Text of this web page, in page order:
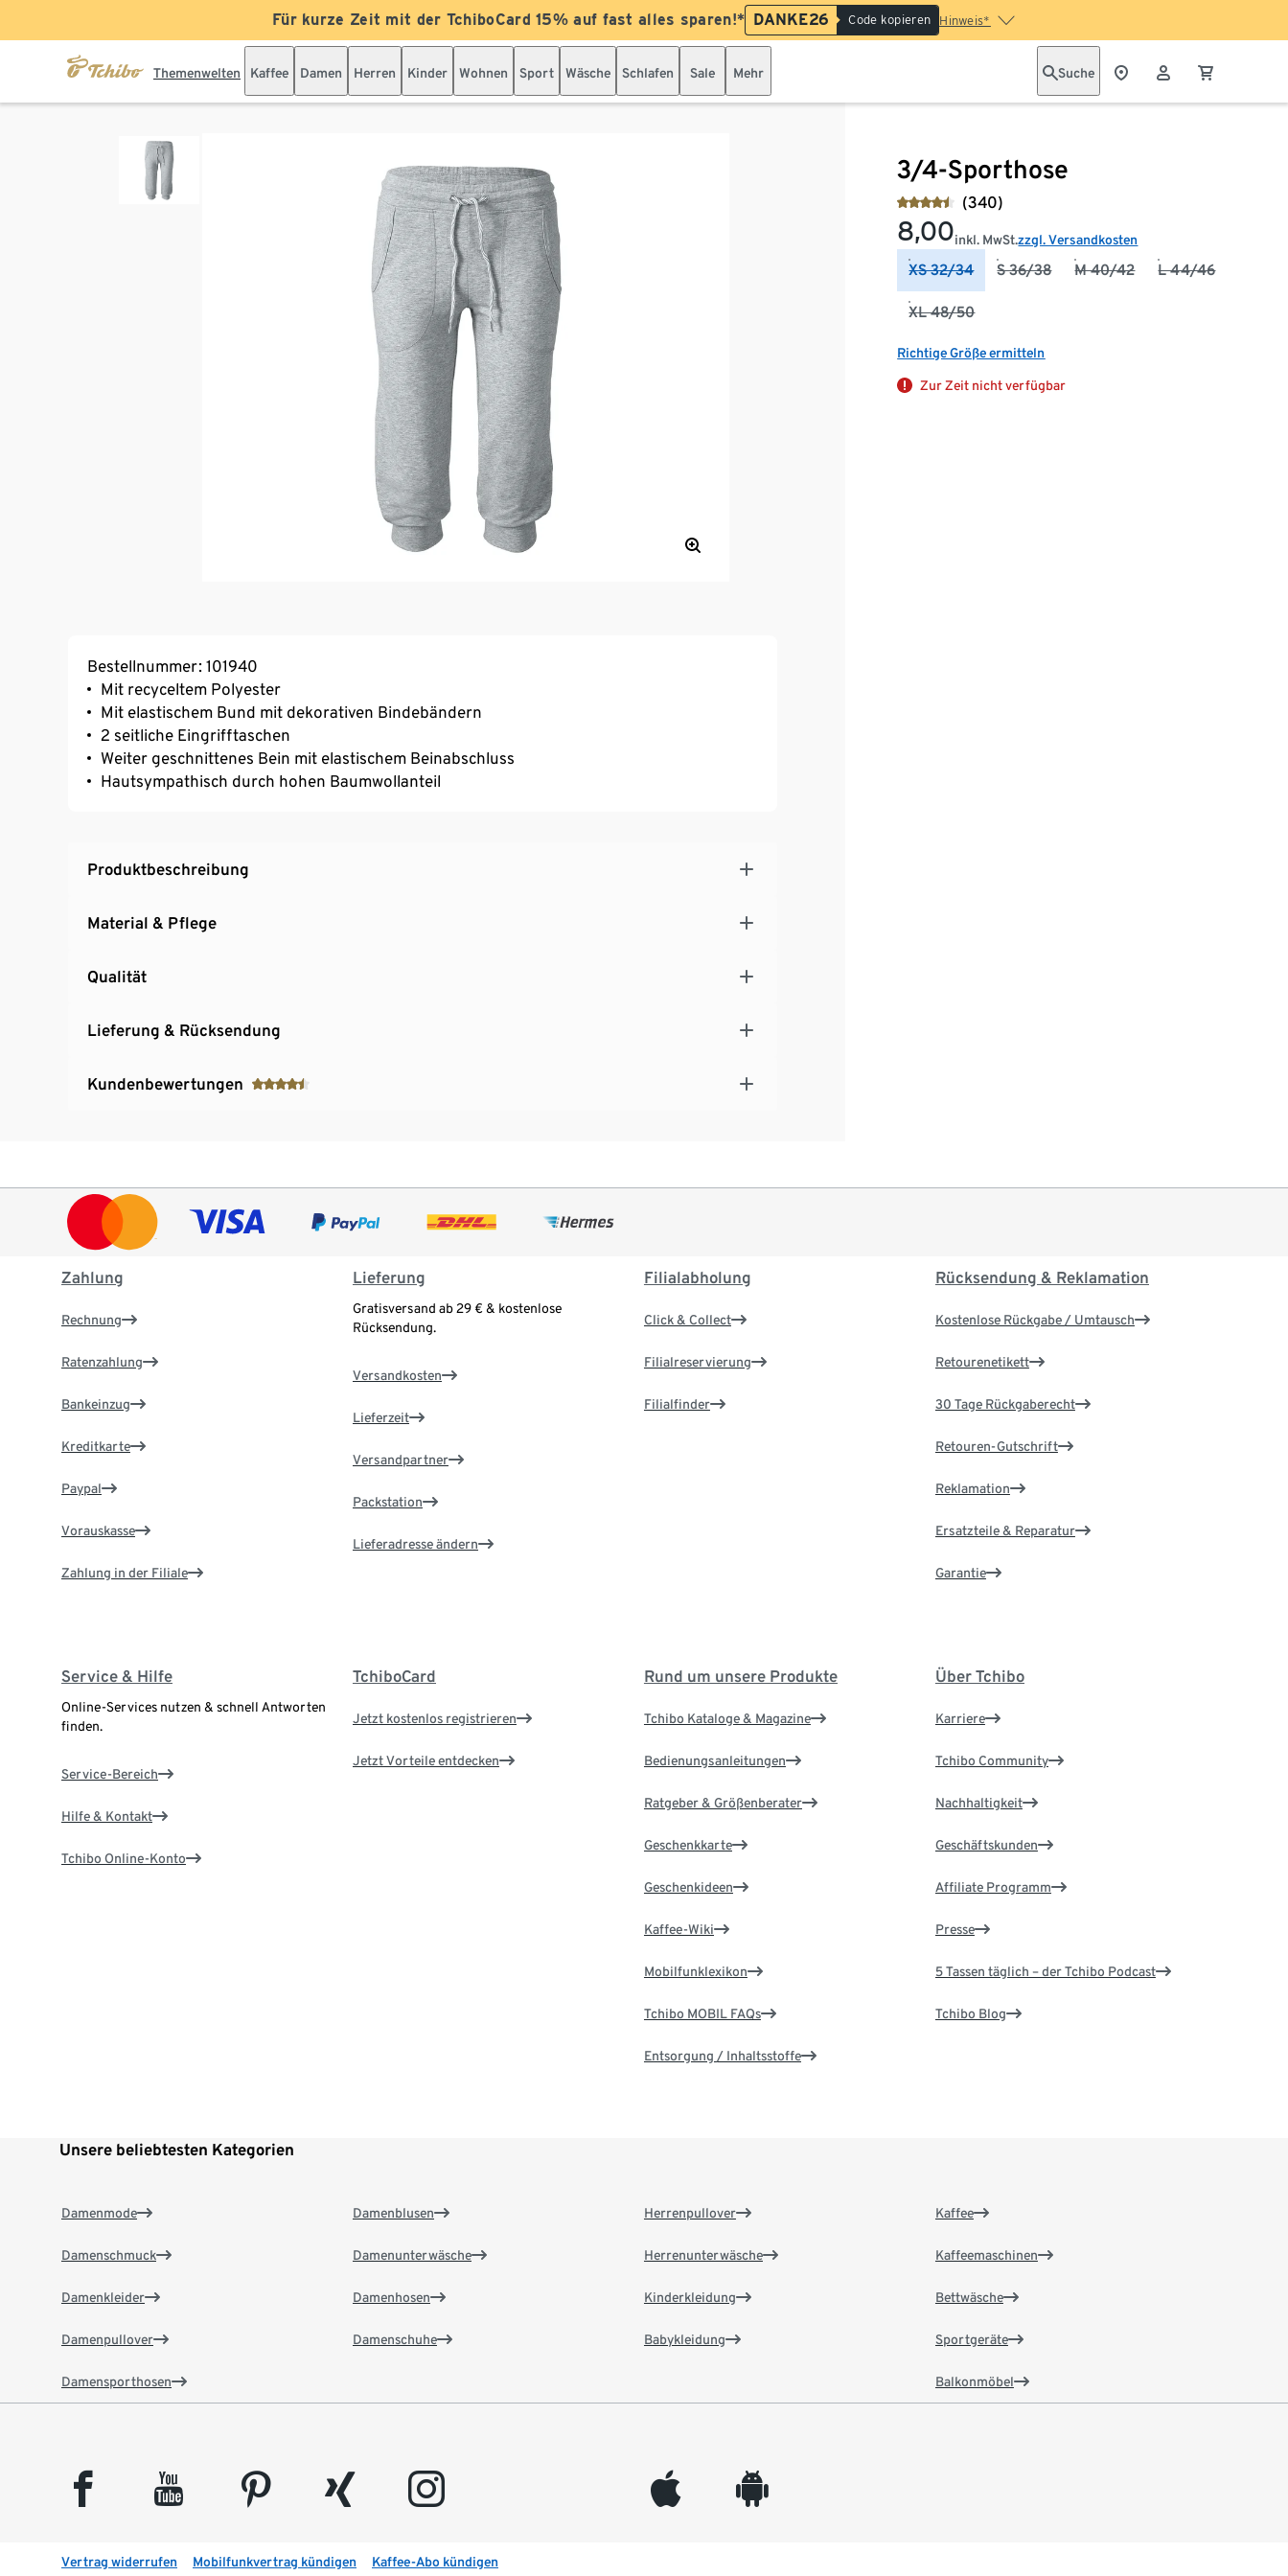
Für kurze Zeit mit der TchiboCard 15% auf fast alles sparen!* DANKE26 Code kopieren Hinweis*
Themenwelten Kaffee Damen Herren Kinder Wohnen Sport Wäsche Schlafen Sale Mehr Suche
3/4-Sporthose
(340)
8,00inkl. MwSt.zzgl. Versandkosten
XS 32/34 S 36/38 M 40/42 L 44/46
XL 48/50
Richtige Größe ermitteln
Zur Zeit nicht verfügbar
Bestellnummer: 101940
Mit recyceltem Polyester
Mit elastischem Bund mit dekorativen Bindebändern
2 seitliche Eingrifftaschen
Weiter geschnittenes Bein mit elastischem Beinabschluss
Hautsympathisch durch hohen Baumwollanteil
Produktbeschreibung
Material & Pflege
Qualität
Lieferung & Rücksendung
Kundenbewertungen
Zahlung
Rechnung
Ratenzahlung
Bankeinzug
Kreditkarte
Paypal
Vorauskasse
Zahlung in der Filiale
Lieferung
Gratisversand ab 29 € & kostenlose
Rücksendung.
Versandkosten
Lieferzeit
Versandpartner
Packstation
Lieferadresse ändern
Filialabholung
Click & Collect
Filialreservierung
Filialfinder
Rücksendung & Reklamation
Kostenlose Rückgabe / Umtausch
Retourenetikett
30 Tage Rückgaberecht
Retouren-Gutschrift
Reklamation
Ersatzteile & Reparatur
Garantie
Service & Hilfe
Online-Services nutzen & schnell Antworten
finden.
Service-Bereich
Hilfe & Kontakt
Tchibo Online-Konto
TchiboCard
Jetzt kostenlos registrieren
Jetzt Vorteile entdecken
Rund um unsere Produkte
Tchibo Kataloge & Magazine
Bedienungsanleitungen
Ratgeber & Größenberater
Geschenkkarte
Geschenkideen
Kaffee-Wiki
Mobilfunklexikon
Tchibo MOBIL FAQs
Entsorgung / Inhaltsstoffe
Über Tchibo
Karriere
Tchibo Community
Nachhaltigkeit
Geschäftskunden
Affiliate Programm
Presse
5 Tassen täglich – der Tchibo Podcast
Tchibo Blog
Unsere beliebtesten Kategorien
Damenmode
Damenschmuck
Damenkleider
Damenpullover
Damensporthosen
Damenblusen
Damenunterwäsche
Damenhosen
Damenschuhe
Herrenpullover
Herrenunterwäsche
Kinderkleidung
Babykleidung
Kaffee
Kaffeemaschinen
Bettwäsche
Sportgeräte
Balkonmöbel
facebook youtube pinterest xing instagram appleinc android
Vertrag widerrufen Mobilfunkvertrag kündigen Kaffee-Abo kündigen